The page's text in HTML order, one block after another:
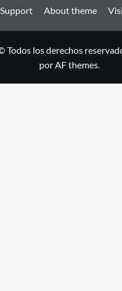
Support About theme
Todos los derechos
por AF themes.